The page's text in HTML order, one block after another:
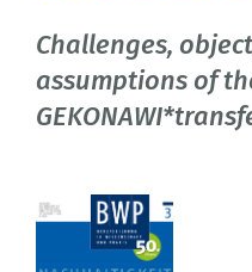
Challenges,
assumptions of